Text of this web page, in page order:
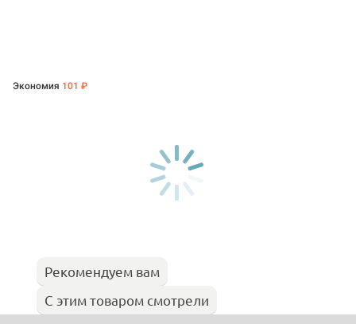
Экономия 101 ₽
Рекомендуем вам
С этим товаром смотрели